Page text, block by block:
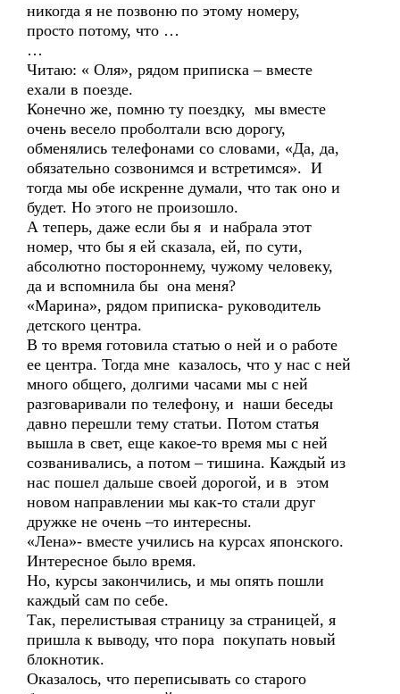
никогда я не позвоню по этому номеру,
просто потому, что …
…
Читаю: « Оля», рядом приписка – вместе
ехали в поезде.
Конечно же, помню ту поездку, мы вместе
очень весело проболтали всю дорогу,
обменялись телефонами со словами, «Да, да,
обязательно созвонимся и встретимся». И
тогда мы обе искренне думали, что так оно и
будет. Но этого не произошло.
А теперь, даже если бы я и набрала этот
номер, что бы я ей сказала, ей, по сути,
абсолютно постороннему, чужому человеку,
да и вспомнила бы она меня?
«Марина», рядом приписка- руководитель
детского центра.
В то время готовила статью о ней и о работе
ее центра. Тогда мне казалось, что у нас с ней
много общего, долгими часами мы с ней
разговаривали по телефону, и наши беседы
давно перешли тему статьи. Потом статья
вышла в свет, еще какое-то время мы с ней
созванивались, а потом – тишина. Каждый из
нас пошел дальше своей дорогой, и в этом
новом направлении мы как-то стали друг
дружке не очень –то интересны.
«Лена»- вместе учились на курсах японского.
Интересное было время.
Но, курсы закончились, и мы опять пошли
каждый сам по себе.
Так, перелистывая страницу за страницей, я
пришла к выводу, что пора покупать новый
блокнотик.
Оказалось, что переписывать со старого